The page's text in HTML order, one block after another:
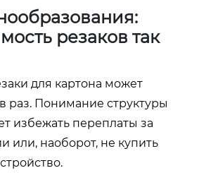
резаков так
для картона может
раз. Понимание структуры
избежать переплаты за
или, наоборот, не купить